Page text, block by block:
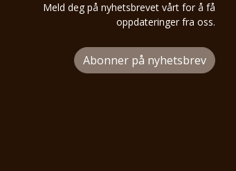
Meld deg på nyhetsbrevet vårt for å få
oppdateringer fra oss.
Abonner på nyhetsbrev